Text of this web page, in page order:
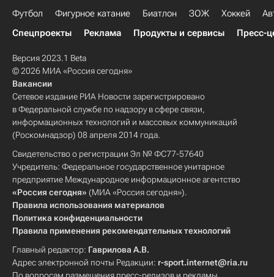
Футбол Фигурное катание Биатлон ЗОЖ Хоккей
Спецпроекты
Реклама Продукты и сервисы Пресс-
Версия 2023.1 Beta
© 2026 МИА «Россия сегодня»
Вакансии
Сетевое издание РИА Новости зарегистрировано
в Федеральной службе по надзору в сфере связи,
информационных технологий и массовых коммуникаций
(Роскомнадзор) 08 апреля 2014 года.
Свидетельство о регистрации Эл № ФС77-57640
Учредитель: Федеральное государственное унитарное
предприятие Международное информационное агентство
«Россия сегодня» (МИА «Россия сегодня»).
Правила использования материалов
Политика конфиденциальности
Правила применения рекомендательных технологий
Главный редактор: Гаврилова А.В.
Адрес электронной почты Редакции: r-sport.internet@ria.ru